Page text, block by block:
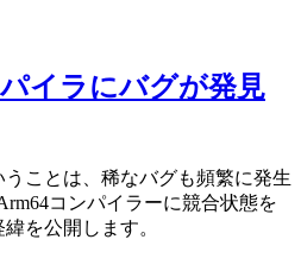
イラにバグが発見
ことは、稀なバグも頻繁に発生
コンパイラーに競合状態を
を公開します。